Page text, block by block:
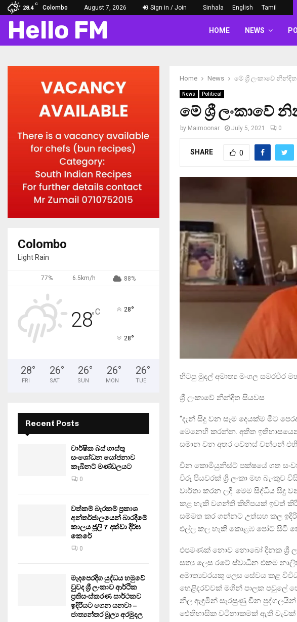
28.4
C
Colombo August 7, 2026 Sign in / Join Sinhala English Tamil
Hello FM HOME NEWS
Home News මේ ශ්‍රී ලංකාවේ
News Political
මේ ශ්‍රී ලංකාවේ
by Maimoonar July 5, 2021 0
SHARE 0
හිටපු මුදල් අමාත්‍ය මංගල සමරවීර
ශ්‍රී ලංකාවේ නින්දිත සියවස
“දැන් සිදු වන සෑම දෙයක්ම මීට
මෙනෙහි කරන්න. අතීත
සමාන වන අතර වෙනස් වන්නේ
චීන කොමියුනිස්ට් පක්ෂයේ ශත
විරූ පියවරක් ශ්‍රී ලංකා මහ
වාර්තා කරන ලදී. මෙම සිද්ධිය සිදු
කළ හැකි වගන්ති කිහිපයක් ඉවත්
සම්මත කර ගන්නට උත්සහ කල
එල්ල කල හැකි කොළඹ පෝට් සිටි
එපමණක් නොව නොබෝ දිනක ශ්‍රී
සත්‍ය ලෙස රටේ ස්වාධීන එකම
අමාත්‍යවරයකු ලෙස සේවය කළ
හෙළිදරව්වක් මගින් පාලක පවුලේ
නිල ඇඳුමින් සැරසුණු චීන
ඓතිහාසික වටිනාකමක් ඇති වැවක්
Colombo
Light Rain
77% 6.5km/h 88%
28°C 28°
28°
28°
FRI
26°
SAT
26°
SUN
26°
MON
26°
TUE
Recent Posts
වාර්ෂික බස් ගාස්තු
සංශෝධන යෝජනාව
කැබිනට් මණ්ඩලයට
0
වත්කම් බැරකම් ප්‍රකාශ
අන්තර්ජාලයෙන් බාරදීමේ
කාලය ජූලි 7 දක්වා දීර්ඝ
කෙරේ
0
මැදපෙරදිග යුද්ධය හමුවේ
වුවද ශ්‍රී ලංකාව ආර්ථික
ප්‍රතිසංස්කරණ සාර්ථකව
ඉදිරියට ගෙන යනවා –
ජාත්‍යන්තර මූල්‍ය අරමුදල